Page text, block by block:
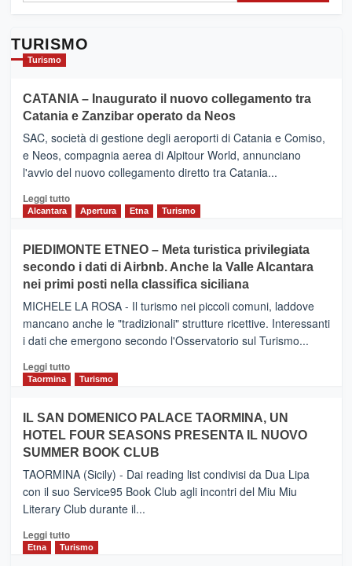
TURISMO
Turismo
CATANIA – Inaugurato il nuovo collegamento tra
Catania e Zanzibar operato da Neos
SAC, società di gestione degli aeroporti di Catania e Comiso,
e Neos, compagnia aerea di Alpitour World, annunciano
l'avvio del nuovo collegamento diretto tra Catania...
Leggi tuttoLeggi
CATANIA
–
Inaugurato
il
nuovo
collegamento
tra
e
Zanzibar
da
Neos
Alcantara Apertura Etna Turismo
PIEDIMONTE ETNEO – Meta turistica privilegiata
secondo i dati di Airbnb. Anche la Valle Alcantara
nei primi posti nella classifica siciliana
MICHELE LA ROSA - Il turismo nei piccoli comuni, laddove
mancano anche le "tradizionali" strutture ricettive. Interessanti
i dati che emergono secondo l'Osservatorio sul Turismo...
Leggi tuttoLeggi
PIEDIMONTE
ETNEO
–
Meta
turistica
privilegiata
secondo
dati
di
Taormina Turismo
IL SAN DOMENICO PALACE TAORMINA, UN
HOTEL FOUR SEASONS PRESENTA IL NUOVO
SUMMER BOOK CLUB
TAORMINA (Sicily) - Dai reading list condivisi da Dua Lipa
con il suo Service95 Book Club agli incontri del Miu Miu
Literary Club durante il...
Leggi tuttoLeggi
di
Etna Turismo